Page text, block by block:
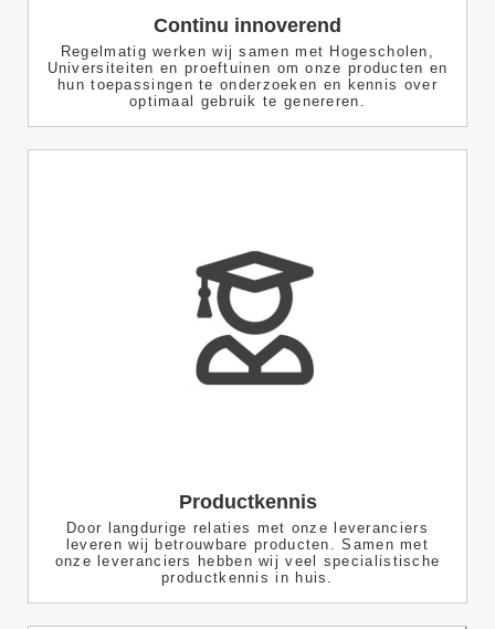
Continu innoverend
Regelmatig werken wij samen met Hogescholen,
Universiteiten en proeftuinen om onze producten en
hun toepassingen te onderzoeken en kennis over
optimaal gebruik te genereren.
Productkennis
Door langdurige relaties met onze leveranciers
leveren wij betrouwbare producten. Samen met
onze leveranciers hebben wij veel specialistische
productkennis in huis.